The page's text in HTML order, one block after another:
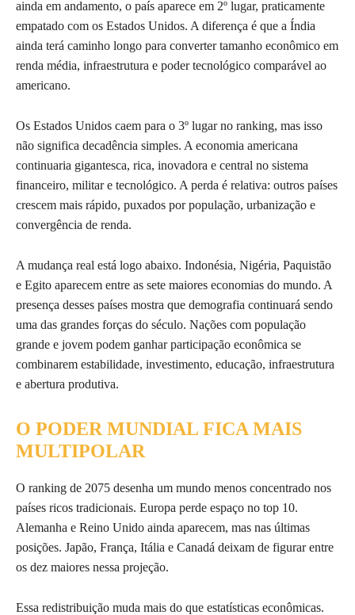
ainda em andamento, o país aparece em 2º lugar, praticamente
empatado com os Estados Unidos. A diferença é que a Índia
ainda terá caminho longo para converter tamanho econômico em
renda média, infraestrutura e poder tecnológico comparável ao
americano.
Os Estados Unidos caem para o 3º lugar no ranking, mas isso
não significa decadência simples. A economia americana
continuaria gigantesca, rica, inovadora e central no sistema
financeiro, militar e tecnológico. A perda é relativa: outros países
crescem mais rápido, puxados por população, urbanização e
convergência de renda.
A mudança real está logo abaixo. Indonésia, Nigéria, Paquistão
e Egito aparecem entre as sete maiores economias do mundo. A
presença desses países mostra que demografia continuará sendo
uma das grandes forças do século. Nações com população
grande e jovem podem ganhar participação econômica se
combinarem estabilidade, investimento, educação, infraestrutura
e abertura produtiva.
O PODER MUNDIAL FICA MAIS
MULTIPOLAR
O ranking de 2075 desenha um mundo menos concentrado nos
países ricos tradicionais. Europa perde espaço no top 10.
Alemanha e Reino Unido ainda aparecem, mas nas últimas
posições. Japão, França, Itália e Canadá deixam de figurar entre
os dez maiores nessa projeção.
Essa redistribuição muda mais do que estatísticas econômicas.